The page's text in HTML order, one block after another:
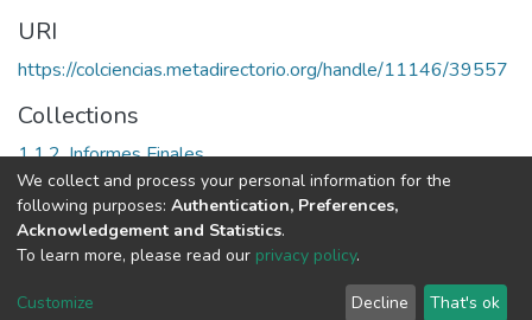
URI
https://colciencias.metadirectorio.org/handle/11146/39557
Collections
1.1.2. Informes Finales
Full item page
DSpace software copyright © 2002-2026
Cookie
End User
Send
We collect and process your personal information for the
following purposes: Authentication, Preferences,
Acknowledgement and Statistics.
To learn more, please read our privacy policy.
Customize Decline That's ok